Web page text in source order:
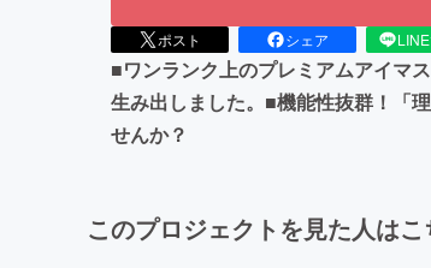
ポスト シェア
■ワンランク上のプレミアムアイマ
生み出しました。■機能性抜群！「
せんか？
このプロジェクトを見た人は